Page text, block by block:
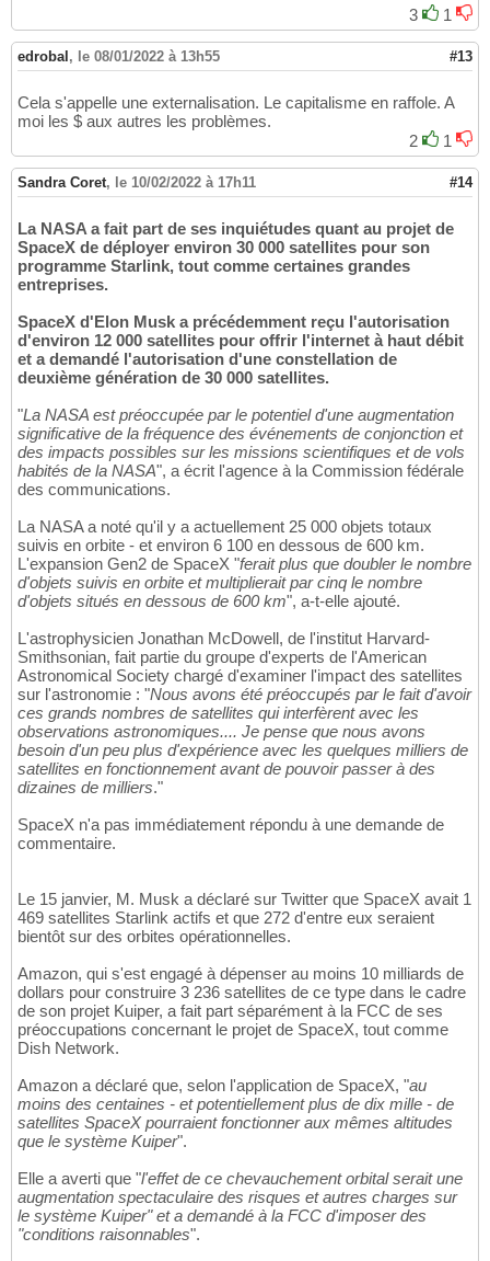
3
1
edrobal , le 08/01/2022 à 13h55 #13
Cela s'appelle une externalisation. Le capitalisme en raffole. A
moi les $ aux autres les problèmes.
2
1
Sandra Coret, le 10/02/2022 à 17h11 #14
La NASA a fait part de ses inquiétudes quant au projet de
SpaceX de déployer environ 30 000 satellites pour son
programme Starlink, tout comme certaines grandes
entreprises.
SpaceX d'Elon Musk a précédemment reçu l'autorisation
d'environ 12 000 satellites pour offrir l'internet à haut débit
et a demandé l'autorisation d'une constellation de
deuxième génération de 30 000 satellites.
"La NASA est préoccupée par le potentiel d'une augmentation
significative de la fréquence des événements de conjonction et
des impacts possibles sur les missions scientifiques et de vols
habités de la NASA", a écrit l'agence à la Commission fédérale
des communications.
La NASA a noté qu'il y a actuellement 25 000 objets totaux
suivis en orbite - et environ 6 100 en dessous de 600 km.
L'expansion Gen2 de SpaceX "ferait plus que doubler le nombre
d'objets suivis en orbite et multiplierait par cinq le nombre
d'objets situés en dessous de 600 km", a-t-elle ajouté.
L'astrophysicien Jonathan McDowell, de l'institut Harvard-
Smithsonian, fait partie du groupe d'experts de l'American
Astronomical Society chargé d'examiner l'impact des satellites
sur l'astronomie : "Nous avons été préoccupés par le fait d'avoir
ces grands nombres de satellites qui interfèrent avec les
observations astronomiques.... Je pense que nous avons
besoin d'un peu plus d'expérience avec les quelques milliers de
satellites en fonctionnement avant de pouvoir passer à des
dizaines de milliers."
SpaceX n'a pas immédiatement répondu à une demande de
commentaire.
Le 15 janvier, M. Musk a déclaré sur Twitter que SpaceX avait 1
469 satellites Starlink actifs et que 272 d'entre eux seraient
bientôt sur des orbites opérationnelles.
Amazon, qui s'est engagé à dépenser au moins 10 milliards de
dollars pour construire 3 236 satellites de ce type dans le cadre
de son projet Kuiper, a fait part séparément à la FCC de ses
préoccupations concernant le projet de SpaceX, tout comme
Dish Network.
Amazon a déclaré que, selon l'application de SpaceX, "au
moins des centaines - et potentiellement plus de dix mille - de
satellites SpaceX pourraient fonctionner aux mêmes altitudes
que le système Kuiper".
Elle a averti que "l'effet de ce chevauchement orbital serait une
augmentation spectaculaire des risques et autres charges sur
le système Kuiper" et a demandé à la FCC d'imposer des
"conditions raisonnables".